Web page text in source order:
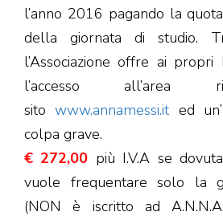
l’anno 2016 pagando la
della giornata di studio.
l’Associazione offre ai
l’accesso all’area
sitowww.annamessi.it ed
colpa grave.
€ 272,00 più I.V.A se dovuta
vuole frequentare solo la
(NON è iscritto ad